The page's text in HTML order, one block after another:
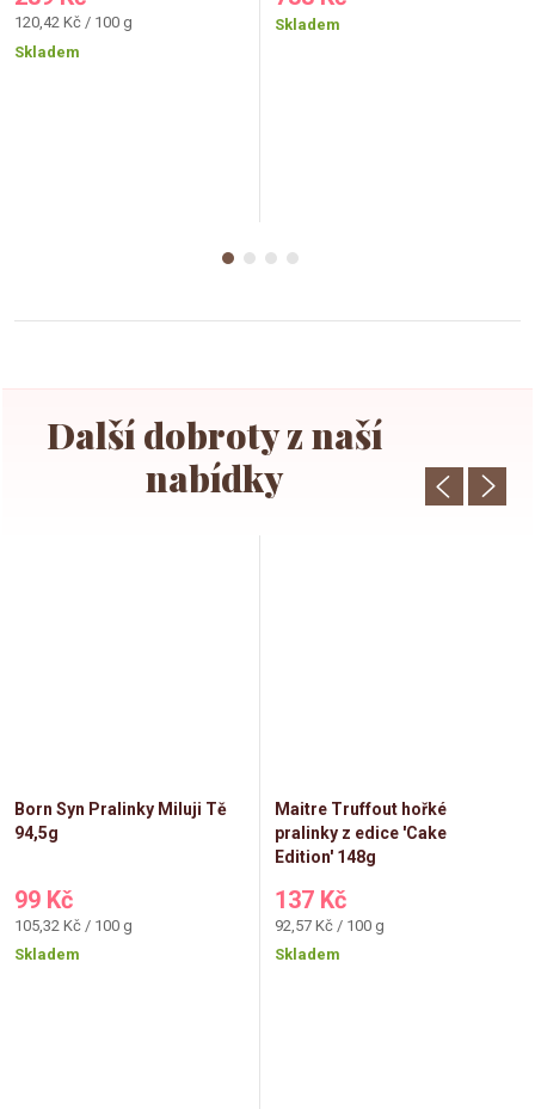
Měrná
cena:
120,42 Kč / 100 g
Skladem
Skladem
Born Syn Pralinky Miluji Tě
94,5g
99 Kč
Měrná
cena:
105,32 Kč / 100 g
Skladem
Maitre Truffout hořké
pralinky z edice 'Cake
Edition' 148g
137 Kč
Měrná
cena:
92,57 Kč / 100 g
Skladem